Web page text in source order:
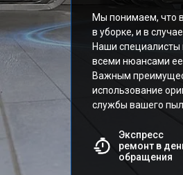
Мы понимаем, что
в уборке, и в
Наши специалисты
всеми нюансами ее
Важным
использование
службы вашего
Экспресс
ремонт в
обращения